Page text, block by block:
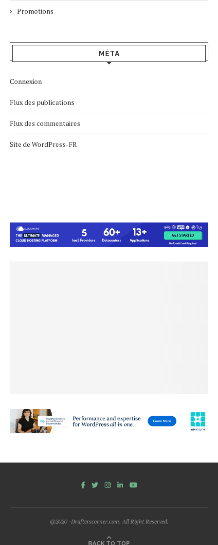
Promotions
MÉTA
Connexion
Flux des publications
Flux des commentaires
Site de WordPress-FR
@2020 -Drafterscorner.com. All Right Reserved.